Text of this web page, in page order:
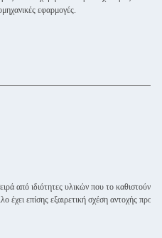
εφαρμογές.
από ιδιότητες υλικών που το καθιστούν
έχει επίσης εξαιρετική σχέση αντοχής προς